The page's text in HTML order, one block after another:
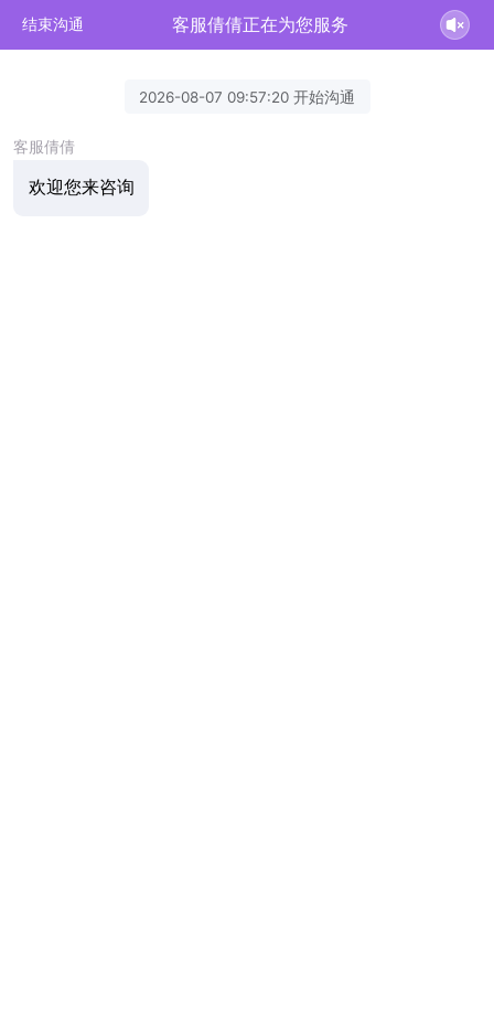
结束沟通 客服倩倩正在为您服务
2026-08-07 09:57:20 开始沟通
客服倩倩
欢迎您来咨询